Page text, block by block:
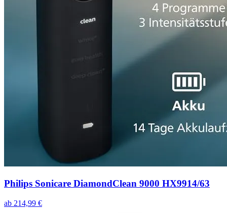
Philips Sonicare DiamondClean 9000 HX9914/63
ab 214,99 €